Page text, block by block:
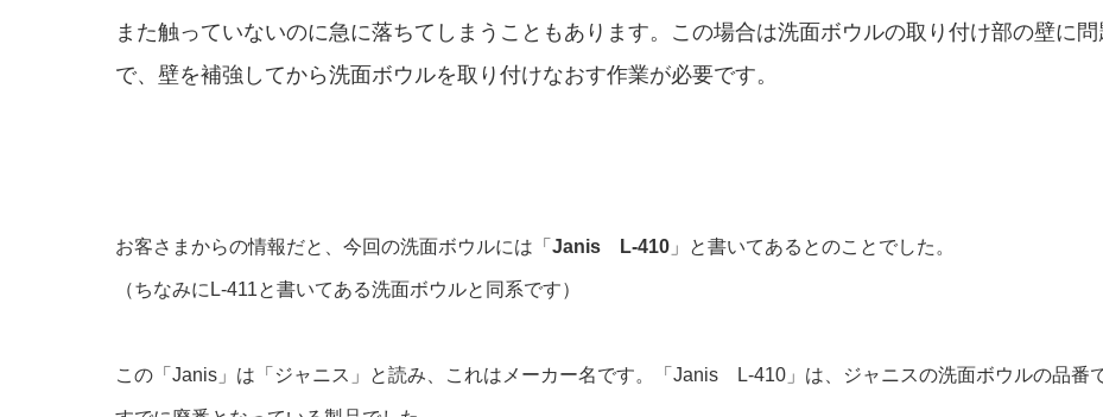
また触っていないのに急に落ちてしまうこともあります。この場合は洗面ボウルの取り付け部の壁に
で、壁を補強してから洗面ボウルを取り付けなおす作業が必要です。
お客さまからの情報だと、今回の洗面ボウルには「 Janis L-410 」と書いてあるとのことでした。
（ちなみにL-411と書いてある洗面ボウルと同系です）
この「Janis」は「ジャニス」と読み、これはメーカー名です。「Janis L-410」は、ジャニスの洗面ボウルの品番